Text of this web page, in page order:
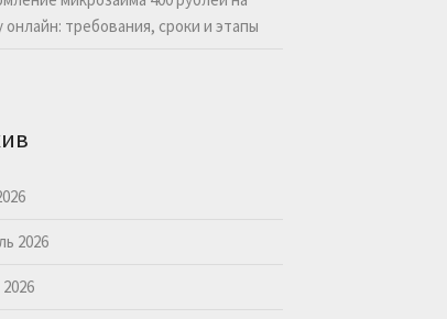
онлайн: требования, сроки и этапы
2026